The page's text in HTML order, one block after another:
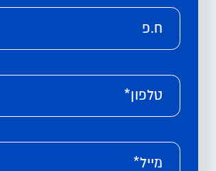
ח.פ
טלפון*
מייל*